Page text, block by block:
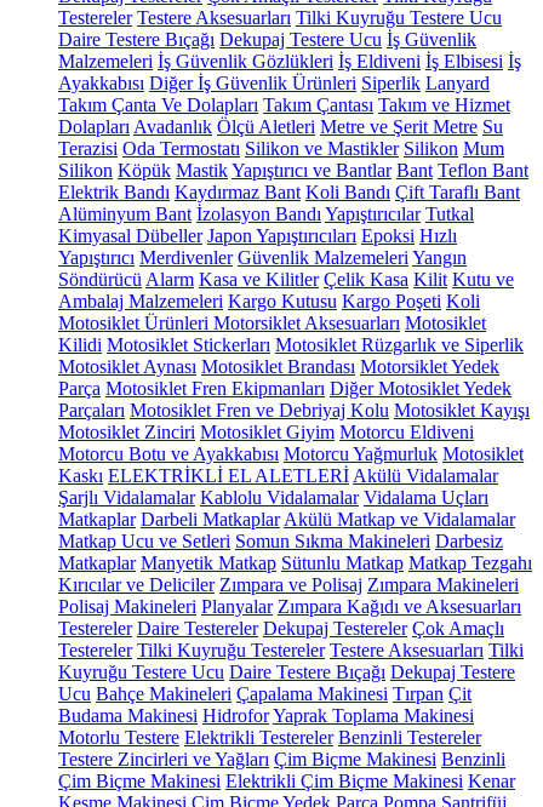
Testereler Testere Aksesuarları Tilki Kuyruğu Testere Ucu
Daire Testere Bıçağı Dekupaj Testere Ucu İş Güvenlik
Malzemeleri İş Güvenlik Gözlükleri İş Eldiveni İş Elbisesi İş
Ayakkabısı Diğer İş Güvenlik Ürünleri Siperlik Lanyard
Takım Çanta Ve Dolapları Takım Çantası Takım ve Hizmet
Dolapları Avadanlık Ölçü Aletleri Metre ve Şerit Metre Su
Terazisi Oda Termostatı Silikon ve Mastikler Silikon Mum
Silikon Köpük MastikYapıştırıcı ve Bantlar Bant Teflon Bant
Elektrik Bandı Kaydırmaz Bant Koli Bandı Çift Taraflı Bant
Alüminyum Bant İzolasyon Bandı Yapıştırıcılar Tutkal
Kimyasal Dübeller Japon Yapıştırıcıları Epoksi Hızlı
Yapıştırıcı Merdivenler Güvenlik Malzemeleri Yangın
Söndürücü Alarm Kasa ve Kilitler Çelik Kasa Kilit Kutu ve
Ambalaj Malzemeleri Kargo Kutusu Kargo Poşeti Koli
Motosiklet Ürünleri Motorsiklet Aksesuarları Motosiklet
Kilidi Motosiklet Stickerları Motosiklet Rüzgarlık ve Siperlik
Motosiklet Aynası Motosiklet Brandası Motorsiklet Yedek
Parça Motosiklet Fren Ekipmanları Diğer Motosiklet Yedek
Parçaları Motosiklet Fren ve Debriyaj Kolu Motosiklet Kayışı
Motosiklet Zinciri Motosiklet Giyim Motorcu Eldiveni
Motorcu Botu ve Ayakkabısı Motorcu Yağmurluk Motosiklet
Kaskı ELEKTRİKLİ EL ALETLERİ Akülü Vidalamalar
Şarjlı Vidalamalar Kablolu Vidalamalar Vidalama Uçları
Matkaplar Darbeli Matkaplar Akülü Matkap ve Vidalamalar
Matkap Ucu ve Setleri Somun Sıkma Makineleri Darbesiz
Matkaplar Manyetik Matkap Sütunlu Matkap Matkap Tezgahı
Kırıcılar ve Deliciler Zımpara ve Polisaj Zımpara Makineleri
Polisaj Makineleri Planyalar Zımpara Kağıdı ve Aksesuarları
Testereler Daire Testereler Dekupaj Testereler Çok Amaçlı
Testereler Tilki Kuyruğu Testereler Testere Aksesuarları Tilki
Kuyruğu Testere Ucu Daire Testere Bıçağı Dekupaj Testere
Ucu Bahçe Makineleri Çapalama Makinesi Tırpan Çit
Budama Makinesi HidroforYaprak Toplama Makinesi
Motorlu Testere Elektrikli Testereler Benzinli Testereler
Testere Zincirleri ve Yağları Çim Biçme Makinesi Benzinli
Çim Biçme Makinesi Elektrikli Çim Biçme Makinesi Kenar
Kesme Makinesi Çim Biçme Yedek Parça Pompa Santrifüj